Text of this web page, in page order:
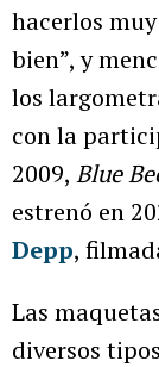
hacerlos
bien”, y
los
con la
2009, Blue
estrenó en
Depp,
Las
diversos